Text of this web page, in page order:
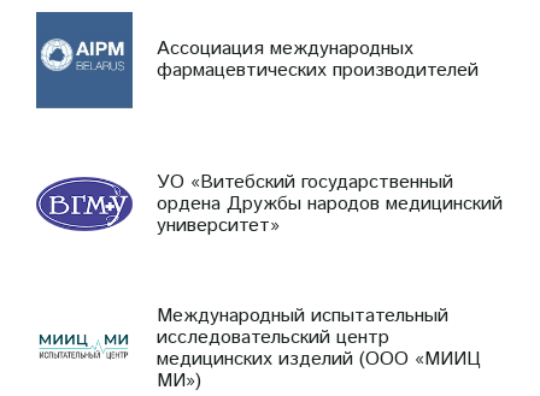
Ассоциация международных
фармацевтических производителей
УО «Витебский государственный
ордена Дружбы народов медицинский
университет»
Международный испытательный
исследовательский центр
медицинских изделий (ООО «МИИЦ
МИ»)